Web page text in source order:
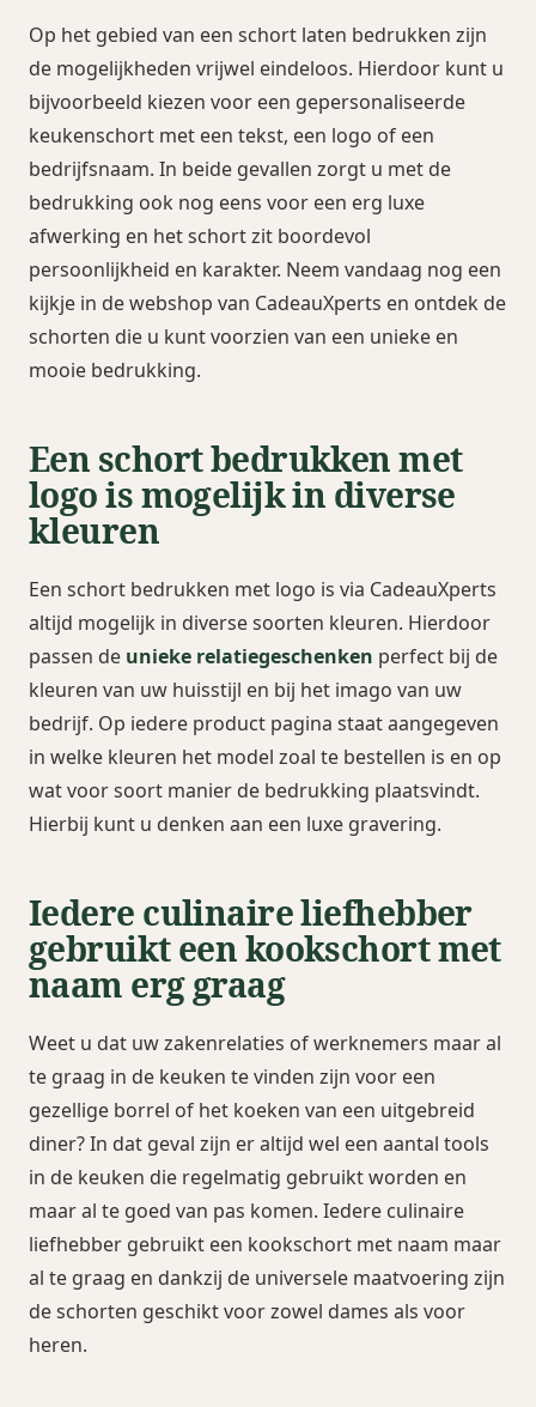
Op het gebied van een schort laten bedrukken zijn
de mogelijkheden vrijwel eindeloos. Hierdoor kunt u
bijvoorbeeld kiezen voor een gepersonaliseerde
keukenschort met een tekst, een logo of een
bedrijfsnaam. In beide gevallen zorgt u met de
bedrukking ook nog eens voor een erg luxe
afwerking en het schort zit boordevol
persoonlijkheid en karakter. Neem vandaag nog een
kijkje in de webshop van CadeauXperts en ontdek de
schorten die u kunt voorzien van een unieke en
mooie bedrukking.
Een schort bedrukken met
logo is mogelijk in diverse
kleuren
Een schort bedrukken met logo is via CadeauXperts
altijd mogelijk in diverse soorten kleuren. Hierdoor
passen de unieke relatiegeschenken perfect bij de
kleuren van uw huisstijl en bij het imago van uw
bedrijf. Op iedere product pagina staat aangegeven
in welke kleuren het model zoal te bestellen is en op
wat voor soort manier de bedrukking plaatsvindt.
Hierbij kunt u denken aan een luxe gravering.
Iedere culinaire liefhebber
gebruikt een kookschort met
naam erg graag
Weet u dat uw zakenrelaties of werknemers maar al
te graag in de keuken te vinden zijn voor een
gezellige borrel of het koeken van een uitgebreid
diner? In dat geval zijn er altijd wel een aantal tools
in de keuken die regelmatig gebruikt worden en
maar al te goed van pas komen. Iedere culinaire
liefhebber gebruikt een kookschort met naam maar
al te graag en dankzij de universele maatvoering zijn
de schorten geschikt voor zowel dames als voor
heren.